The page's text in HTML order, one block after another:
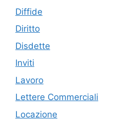
Diffide
Diritto
Disdette
Inviti
Lavoro
Lettere Commerciali
Locazione